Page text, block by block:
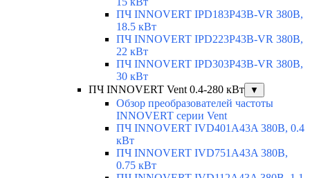
ПЧ INNOVERT IPD183P43B-VR 380В,
18.5 кВт
ПЧ INNOVERT IPD223P43B-VR 380В,
22 кВт
ПЧ INNOVERT IPD303P43B-VR 380В,
30 кВт
ПЧ INNOVERT Vent 0.4-280 кВт
▼
Обзор преобразователей частоты
INNOVERT серии Vent
ПЧ INNOVERT IVD401A43A 380В, 0.4
кВт
ПЧ INNOVERT IVD751A43A 380В,
0.75 кВт